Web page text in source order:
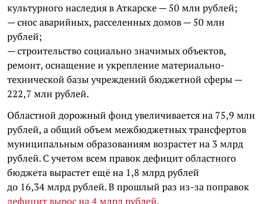
культурного наследия в Аткарске — 50 млн рублей;
— снос аварийных, расселенных домов — 50 млн
рублей;
— строительство социально значимых объектов,
ремонт, оснащение и укрепление материально-
технической базы учреждений бюджетной сферы —
222,7 млн рублей.
Областной дорожный фонд увеличивается на 75,9 млн
рублей, а общий объем межбюджетных трансфертов
муниципальным образованиям возрастет на 3 млрд
рублей. С учетом всем правок дефицит областного
бюджета вырастет ещё на 1,8 млрд рублей
до 16,34 млрд рублей. В прошлый раз из-за поправок
дефицит вырос на 4 млрд рублей.